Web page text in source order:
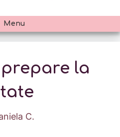
Menu
la
C.